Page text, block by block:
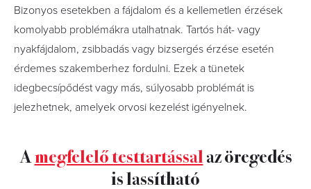
Bizonyos esetekben a fájdalom és a kellemetlen érzések
komolyabb problémákra utalhatnak. Tartós hát- vagy
nyakfájdalom, zsibbadás vagy bizsergés érzése esetén
érdemes szakemberhez fordulni. Ezek a tünetek
idegbecsípődést vagy más, súlyosabb problémát is
jelezhetnek, amelyek orvosi kezelést igényelnek.
Amegfelelő testtartássalaz öregedés
is lassítható